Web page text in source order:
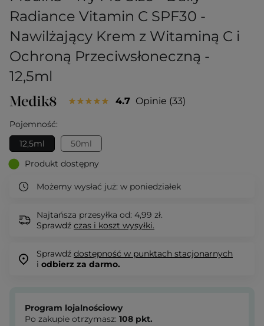
Radiance Vitamin C SPF30 -
Nawilżający Krem z Witaminą C i
Ochroną Przeciwsłoneczną -
12,5ml
4.7 Opinie 33
Pojemność:
12,5ml
50ml
Produkt dostępny
Możemy wysłać już: w poniedziałek
Najtańsza przesyłka od: 4,99 zł.
Sprawdź czas i koszt wysyłki.
Sprawdź dostępność w punktach stacjonarnych
i odbierz za darmo.
Program lojalnościowy
Po zakupie otrzymasz: 108 pkt.